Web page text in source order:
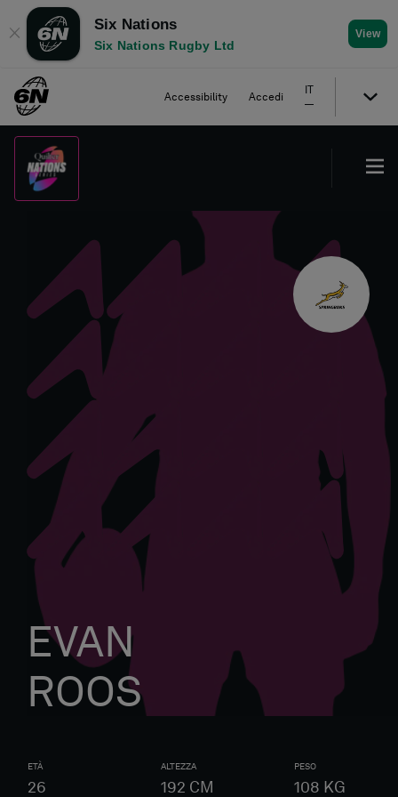
✕
Six Nations
Six Nations Rugby Ltd
View
Accessibility Accedi
IT
EVAN
ROOS
ETÀ
26
ALTEZZA
192 CM
PESO
108 KG